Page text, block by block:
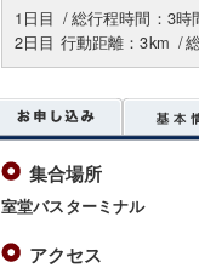
1日目 /総行程時間：3時
2日目 行動距離：3km /
集合場所
室堂バスターミナル
アクセス